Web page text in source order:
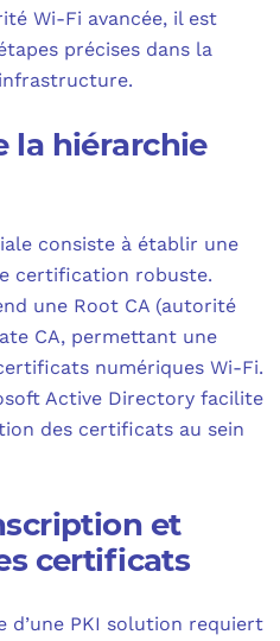
Wi-Fi avancée, il est
précises dans la
la hiérarchie
consiste à établir une
certification robuste.
une Root CA (autorité
CA, permettant une
numériques Wi-Fi.
Active Directory facilite
des certificats au sein
et
certificats
d’une PKI solution requiert